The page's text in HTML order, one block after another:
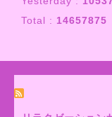
Total : 14657875